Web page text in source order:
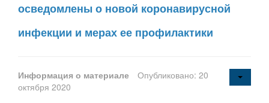
осведомлены о новой коронавирусной
инфекции и мерах ее профилактики
Информация о материале
Опубликовано: 20
октября 2020